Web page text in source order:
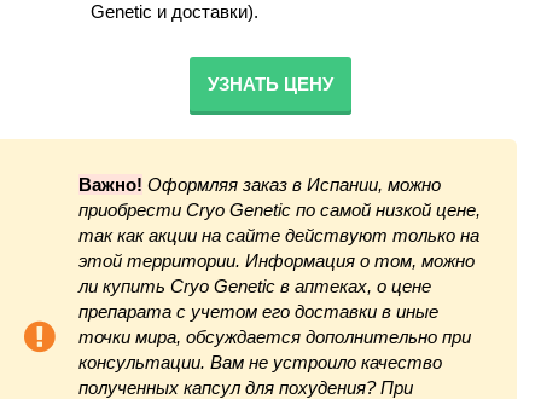
Genetic и доставки).
УЗНАТЬ ЦЕНУ
Важно! Оформляя заказ в Испании, можно
приобрести Cryo Genetic по самой низкой цене,
так как акции на сайте действуют только на
этой территории. Информация о том, можно
ли купить Cryo Genetic в аптеках, о цене
препарата с учетом его доставки в иные
точки мира, обсуждается дополнительно при
консультации. Вам не устроило качество
полученных капсул для похудения? При